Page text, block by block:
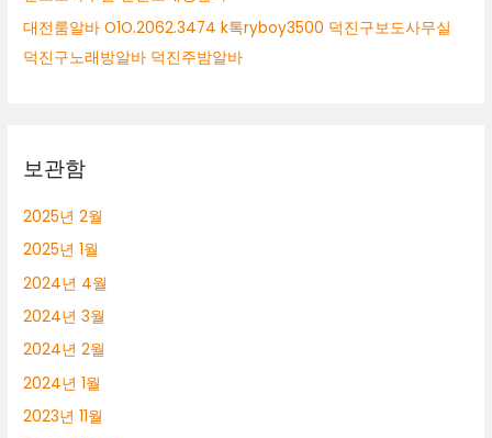
대전룸알바 O1O.2062.3474 k톡ryboy3500 덕진구보도사무실
덕진구노래방알바 덕진주밤알바
보관함
2025년 2월
2025년 1월
2024년 4월
2024년 3월
2024년 2월
2024년 1월
2023년 11월